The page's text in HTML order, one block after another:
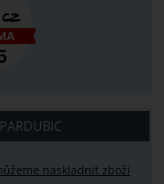
naskladnit zboží